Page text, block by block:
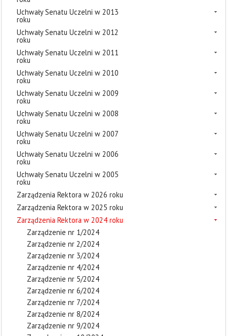
Uchwały Senatu Uczelni w 2013
roku
Uchwały Senatu Uczelni w 2012
roku
Uchwały Senatu Uczelni w 2011
roku
Uchwały Senatu Uczelni w 2010
roku
Uchwały Senatu Uczelni w 2009
roku
Uchwały Senatu Uczelni w 2008
roku
Uchwały Senatu Uczelni w 2007
roku
Uchwały Senatu Uczelni w 2006
roku
Uchwały Senatu Uczelni w 2005
roku
Zarządzenia Rektora w 2026 roku
Zarządzenia Rektora w 2025 roku
Zarządzenia Rektora w 2024 roku
Zarządzenie nr 1/2024
Zarządzenie nr 2/2024
Zarządzenie nr 3/2024
Zarządzenie nr 4/2024
Zarządzenie nr 5/2024
Zarządzenie nr 6/2024
Zarządzenie nr 7/2024
Zarządzenie nr 8/2024
Zarządzenie nr 9/2024